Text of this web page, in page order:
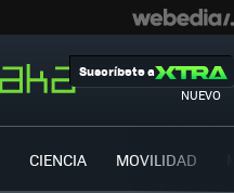
NUEVO
Suscríbete a
CIENCIA MOVILIDAD